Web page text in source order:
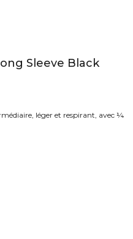
Sleeve Black
léger et respirant, avec ¼